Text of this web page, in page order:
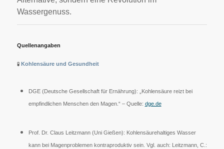
Wassergenuss.
Quellenangaben
🧪 Kohlensäure und Gesundheit
DGE (Deutsche Gesellschaft für Ernährung): „Kohlensäure reizt bei
empfindlichen Menschen den Magen.“ – Quelle: dge.de
Prof. Dr. Claus Leitzmann (Uni Gießen): Kohlensäurehaltiges Wasser
kann bei Magenproblemen kontraproduktiv sein. Vgl. auch: Leitzmann, C.: